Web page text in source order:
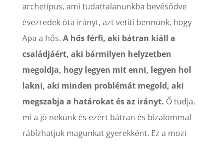
archetípus, ami tudattalanunkba bevésődve
évezredek óta irányt, azt vetíti bennünk, hogy
Apa a hős. A hős férfi, aki bátran kiáll a
családjáért, aki bármilyen helyzetben
megoldja, hogy legyen mit enni, legyen hol
lakni, aki minden problémát megold, aki
megszabja a határokat és az irányt. Ő tudja,
mi a jó nekünk és ezért bátran és bizalommal
rábízhatjuk magunkat gyerekként. Ez a mozi